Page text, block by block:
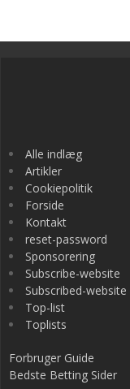
Alle indlæg
Artikler
Cookiepolitik
Forside
Kontakt
reset-password
Sponsorering
Subscribe-website
Subscribed-website
Top-list
Toplists
Forbruger Guide
Bedste Betting Sider